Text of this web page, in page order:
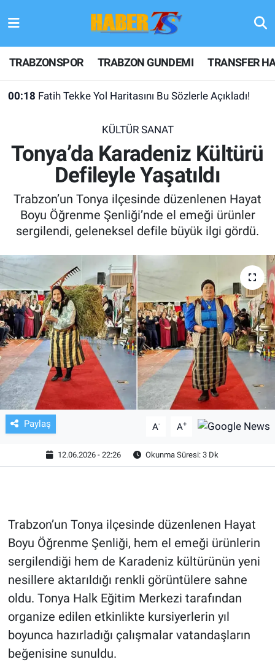
TRABZONSPOR TRABZON GUNDEMI TRANSFER
00:18 Fatih Tekke Yol Haritasını Bu Sözlerle Açıkladı!
KÜLTÜR SANAT
Tonya’da Karadeniz Kültürü
Defileyle Yaşatıldı
Trabzon’un Tonya ilçesinde düzenlenen Hayat
Boyu Öğrenme Şenliği’nde el emeği ürünler
sergilendi, geleneksel defile büyük ilgi gördü.
Paylaş A- A+
12.06.2026 - 22:26 Okunma Süresi: 3 Dk
Trabzon’un Tonya ilçesinde düzenlenen Hayat
Boyu Öğrenme Şenliği, hem el emeği ürünlerin
sergilendiği hem de Karadeniz kültürünün yeni
nesillere aktarıldığı renkli görüntülere sahne
oldu. Tonya Halk Eğitim Merkezi tarafından
organize edilen etkinlikte kursiyerlerin yıl
boyunca hazırladığı çalışmalar vatandaşların
beğenisine sunuldu.
TRABZONSPOR
TRABZON GUNDEMI
KULİS MEYDANI
1461 TRABZON
FUTBOL
ALT LIGLER
TV VE SİNEMA
BASKETBOL
SAĞLIK
GENEL
KÜLTÜR SANAT
ASAYİŞ
EĞİTİM
ÇEVRE
HABERDE İNSAN
POLİTİKA
SPOR
Hava Durumu
Trafik Durumu
Son Dakika Haberleri
Haber Arşivi